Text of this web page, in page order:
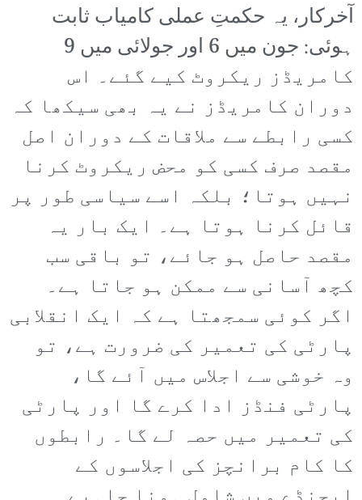
آخرکار، یہ حکمتِ عملی کامیاب ثابت
ہوئی: جون میں 6 اور جولائی میں 9
کامریڈز ریکروٹ کیے گئے۔ اس
دوران کامریڈز نے یہ بھی سیکھا کہ
کسی رابطے سے ملاقات کے دوران اصل
مقصد صرف کسی کو محض ریکروٹ کرنا
نہیں ہوتا؛ بلکہ اسے سیاسی طور پر
قائل کرنا ہوتا ہے۔ ایک بار یہ
مقصد حاصل ہو جائے، تو باقی سب
کچھ آسانی سے ممکن ہو جاتا ہے۔
اگر کوئی سمجھتا ہے کہ ایک انقلابی
پارٹی کی تعمیر کی ضرورت ہے، تو
وہ خوشی سے اجلاس میں آئے گا،
پارٹی فنڈز ادا کرے گا اور پارٹی
کی تعمیر میں حصہ لے گا۔ رابطوں
کا کام برانچز کی اجلاسوں کے